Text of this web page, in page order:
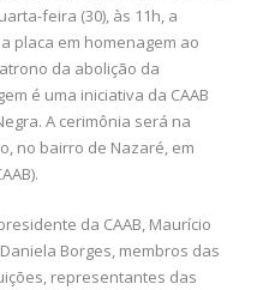
feira (30), às 11h, a
placa em homenagem ao
da abolição da
é uma iniciativa da CAAB
A cerimônia será na
no bairro de Nazaré, em
da CAAB, Maurício
Borges, membros das
representantes das